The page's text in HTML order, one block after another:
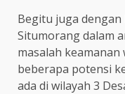
Begitu juga dengan
Situmorang dalam
masalah
beberapa potensi
ada di wilayah 3